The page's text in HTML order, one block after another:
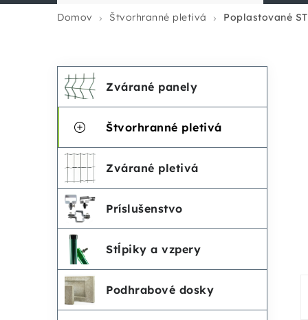
Domov Štvorhranné pletivá Poplastované
B
č
n
ý
a
Preskočiť
kategórie
K
a
g
i
e
Zvárané panely
Štvorhranné pletivá
Zvárané pletivá
Príslušenstvo
Stĺpiky a vzpery
Podhrabové dosky